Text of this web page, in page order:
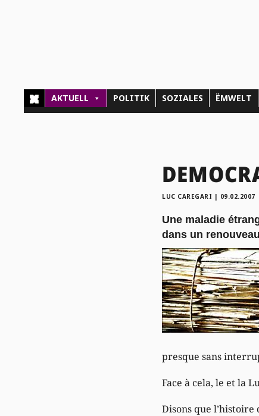
AKTUELL POLITIK SOZIALES ËMWELT
LUC CAREGARI | 09.02.2007
Une maladie
dans un
presque sans
Face à cela, le et la
Disons que